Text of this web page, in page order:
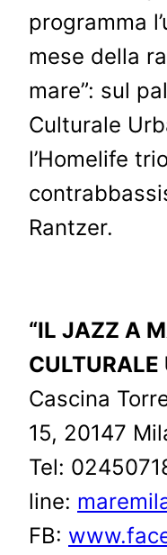
programma
mese della
mare”: sul
Culturale
l’Homelife
Rantzer.
“IL JAZZ A
CULTURALE
Cascina
15, 20147
Tel:
line:
FB: